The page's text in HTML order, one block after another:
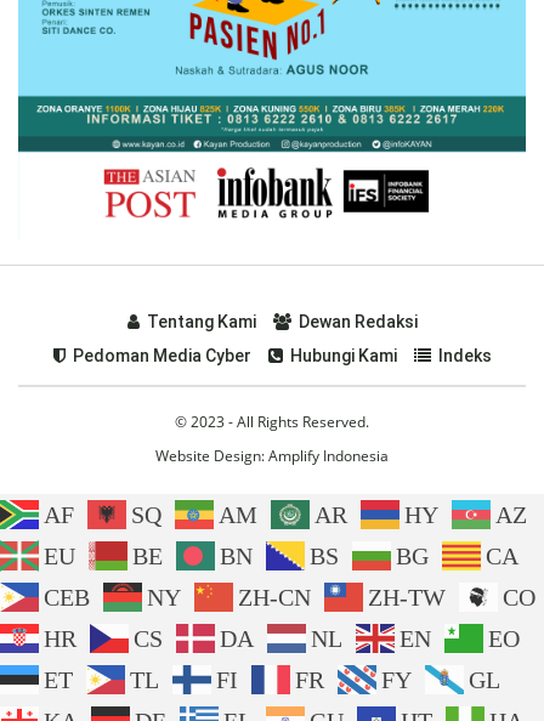
Tentang Kami
Dewan Redaksi
Pedoman Media Cyber
Hubungi Kami Indeks
© 2023 - All Rights Reserved.
Website Design:Amplify Indonesia
AF SQ AM AR HY
AZ
EU
BE BN BS BG
CA
CEB
NY ZH-CN ZH-TW
CO
HR
CS DA NL EN
EO
ET
TL FI FR FY
GL